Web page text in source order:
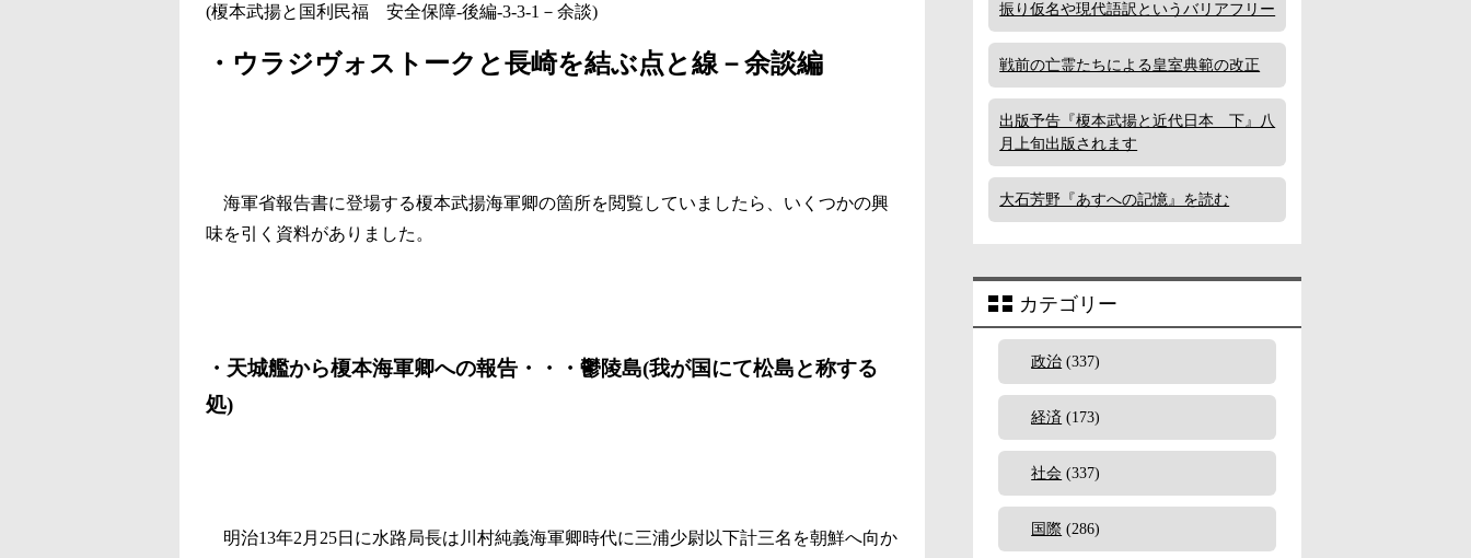
(榎本武揚と国利民福 安全保障-後編-3-3-1－余談)
・ウラジヴォストークと長崎を結ぶ点と線－余談編
海軍省報告書に登場する榎本武揚海軍卿の箇所を閲覧していましたら、いくつかの興
味を引く資料がありました。
・天城艦から榎本海軍卿への報告・・・鬱陵島(我が国にて松島と称する
処)
明治13年2月25日に水路局長は川村純義海軍卿時代に三浦少尉以下計三名を朝鮮へ向か
振り仮名や現代語訳というバリアフリー
戦前の亡霊たちによる皇室典範の改正
出版予告『榎本武揚と近代日本 下』八
月上旬出版されます
大石芳野『あすへの記憶』を読む
カテゴリー
政治 (337)
経済 (173)
社会 (337)
国際 (286)